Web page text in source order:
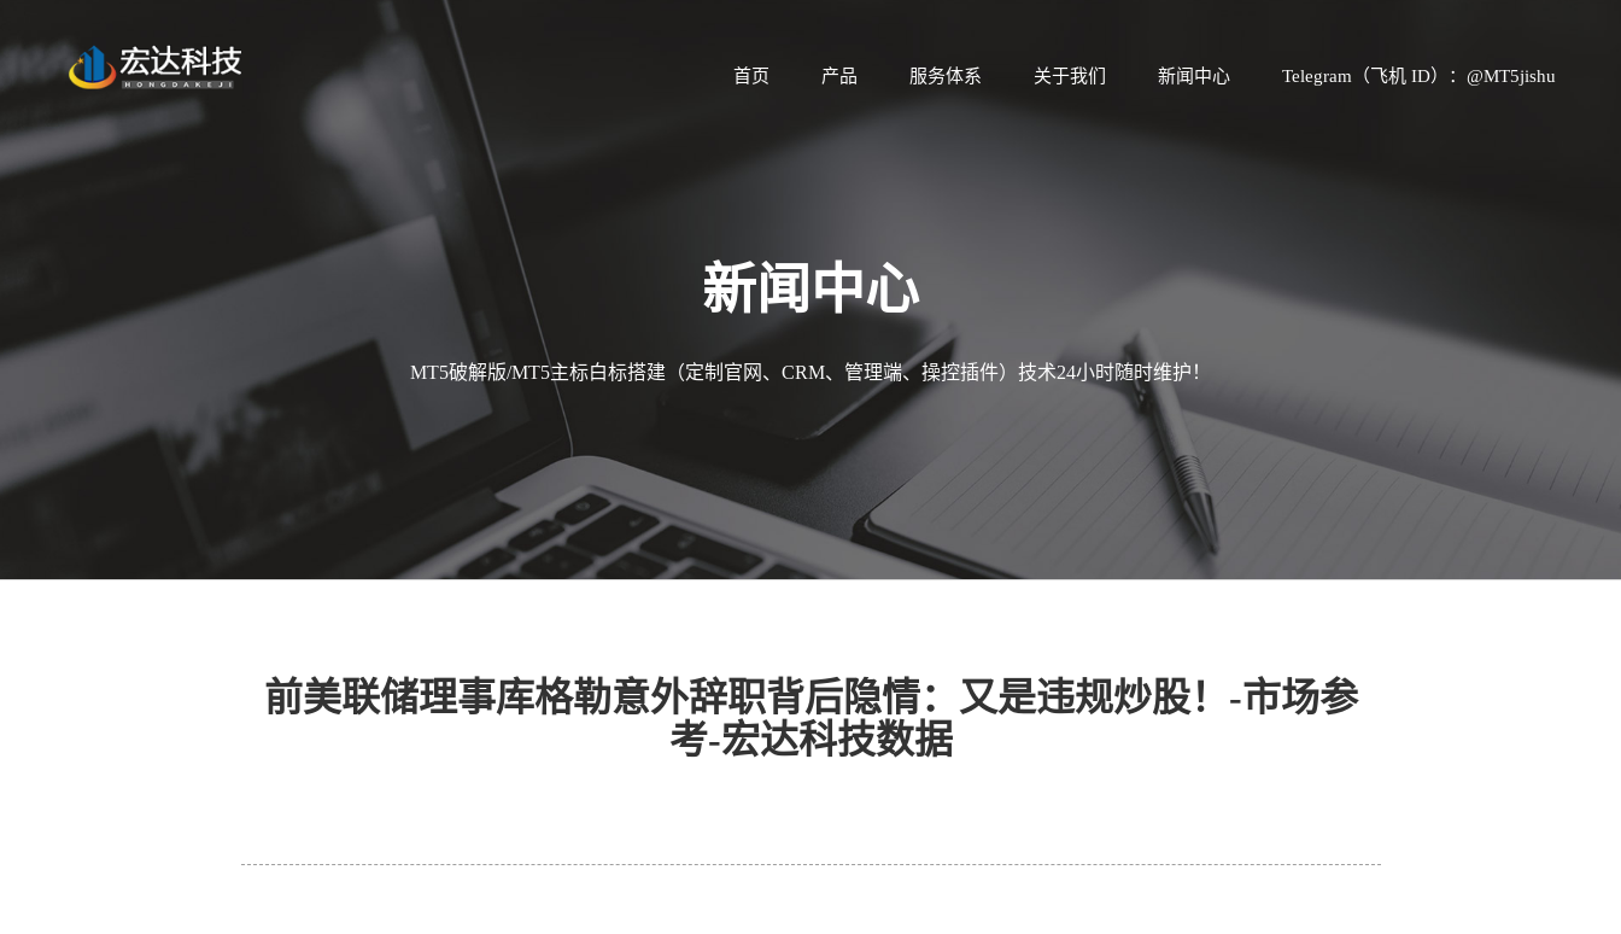
首页 产品 服务体系 关于我们 新闻中心 Telegram（飞机 ID）：@MT5jishu
新闻中心
MT5破解版/MT5主标白标搭建（定制官网、CRM、管理端、操控插件）技术24小时随时维护！
前美联储理事库格勒意外辞职背后隐情：又是违规炒股！-市场参
考-宏达科技数据